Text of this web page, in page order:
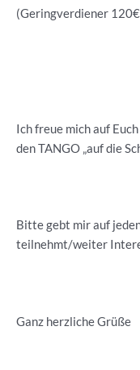
(Geringverdiener
Ich freue mich auf
den TANGO „auf die
Bitte gebt mir auf
teilnehmt/weiter
Ganz herzliche Grüße